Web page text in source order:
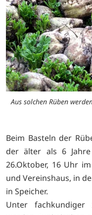
Aus solchen Rüben
Beim Basteln der
der älter als 6
26.Oktober, 16 Uhr
und Vereinshaus, in
in Speicher.
Unter fachkundiger